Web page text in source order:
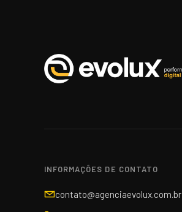
INFORMAÇÕES DE CONTATO
contato@agenciaevolux.com.br